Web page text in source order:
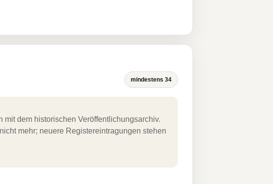
mindestens 34
dem historischen Veröffentlichungsarchiv.
mehr; neuere Registereintragungen stehen